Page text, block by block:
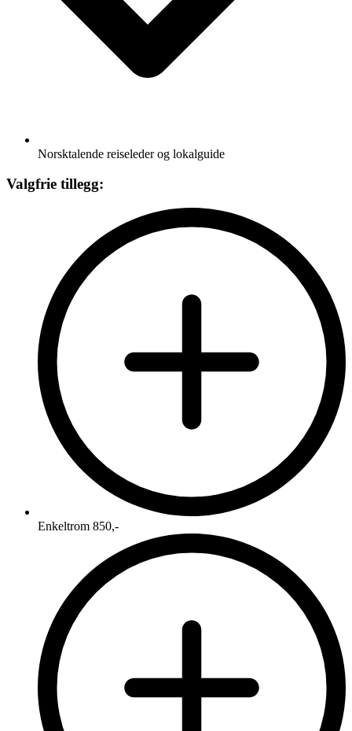
Norsktalende reiseleder og lokalguide
Valgfrie tillegg:
Enkeltrom 850,-